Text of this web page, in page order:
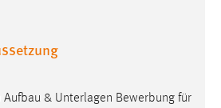
& Unterlagen Bewerbung für